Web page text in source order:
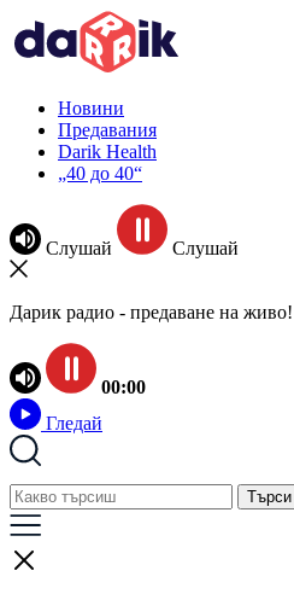
Новини
Предавания
Darik Health
„40 до 40“
Слушай Слушай
Дарик радио - предаване на живо!
00:00
Гледай